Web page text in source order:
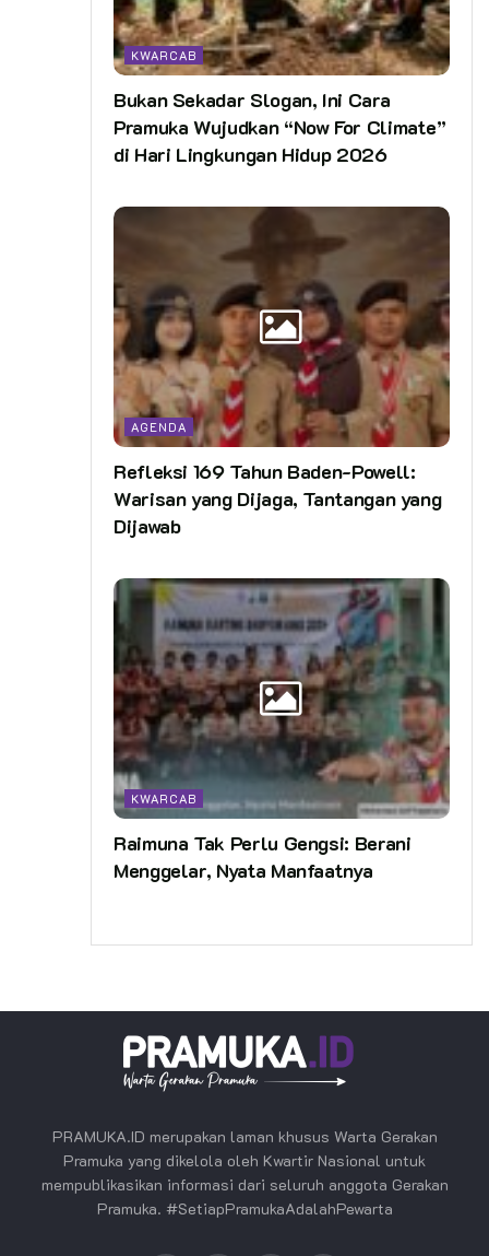
KWARCAB
Bukan Sekadar Slogan, Ini Cara
Pramuka Wujudkan “Now For Climate”
di Hari Lingkungan Hidup 2026
AGENDA
Refleksi 169 Tahun Baden-Powell:
Warisan yang Dijaga, Tantangan yang
Dijawab
KWARCAB
Raimuna Tak Perlu Gengsi: Berani
Menggelar, Nyata Manfaatnya
PRAMUKA.ID merupakan laman khusus Warta Gerakan
Pramuka yang dikelola oleh Kwartir Nasional untuk
mempublikasikan informasi dari seluruh anggota Gerakan
Pramuka. #SetiapPramukaAdalahPewarta